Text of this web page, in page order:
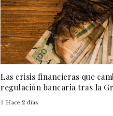
Las crisis financieras que
regulación bancaria tras la
Hace 2 días